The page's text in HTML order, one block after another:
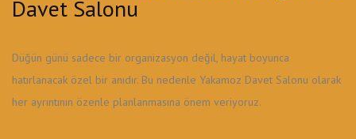
Davet Salonu
Düğün günü sadece bir organizasyon değil, hayat boyunca
hatırlanacak özel bir anıdır. Bu nedenle Yakamoz Davet Salonu olarak
her ayrıntının özenle planlanmasına önem veriyoruz.